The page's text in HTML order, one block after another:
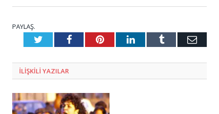
PAYLAŞ.
TwitterFacebookPinterestLinkedInTumblr E-
ILIŞKILI YAZILAR